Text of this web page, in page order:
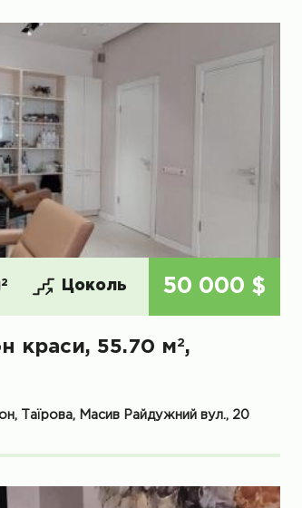
2 Цоколь 50 000 $
краси, 55.70 м2,
Таїрова, Масив Райдужний вул., 20